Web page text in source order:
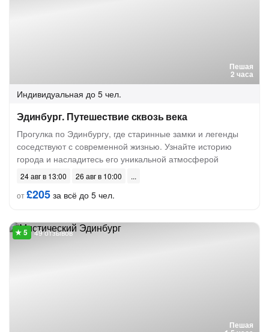
Пешая
2 часа
Индивидуальная до 5 чел.
Эдинбург. Путешествие сквозь века
Прогулка по Эдинбургу, где старинные замки и легенды
соседствуют с современной жизнью. Узнайте историю
города и насладитесь его уникальной атмосферой
24 авг в 13:00
26 авг в 10:00
от£205 за всё до 5 чел.
Пешая
49 отзывов